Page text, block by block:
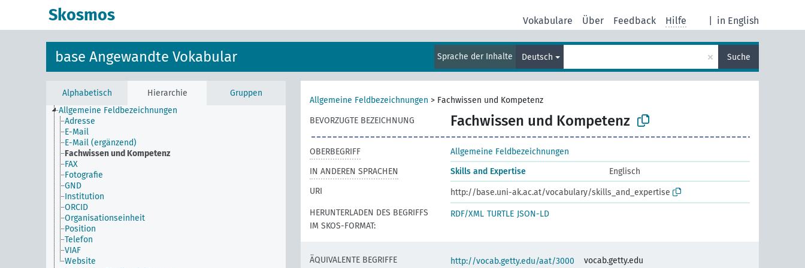
Skosmos in English
Vokabulare Über Feedback Hilfe
base Angewandte Vokabular Sprache der Inhalte Deutsch × Suche
Alphabetisch Hierarchie
Gruppen
Allgemeine Feldbezeichnungen
Adresse
E-Mail
E-Mail (ergänzend)
Fachwissen und Kompetenz
FAX
Fotografie
GND
Institution
ORCID
Organisationseinheit
Position
Telefon
VIAF
Website
Allgemeine Feldbezeichnungen > Fachwissen und Kompetenz
BEVORZUGTE BEZEICHNUNG
Fachwissen und Kompetenz
OBERBEGRIFF
Allgemeine Feldbezeichnungen
IN ANDEREN SPRACHEN
Skills and Expertise
Englisch
URI
http://base.uni-ak.ac.at/vocabulary/skills_and_expertise
HERUNTERLADEN DES BEGRIFFS
IM SKOS-FORMAT:
RDF/XML TURTLE JSON-LD
ÄQUIVALENTE BEGRIFFE
http://vocab.getty.edu/aat/3000
vocab.getty.edu